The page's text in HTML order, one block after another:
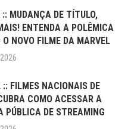
:: MUDANÇA DE TÍTULO,
ENTENDA A POLÊMICA
O NOVO FILME DA MARVEL
FILMES NACIONAIS DE
COMO ACESSAR A
PÚBLICA DE STREAMING